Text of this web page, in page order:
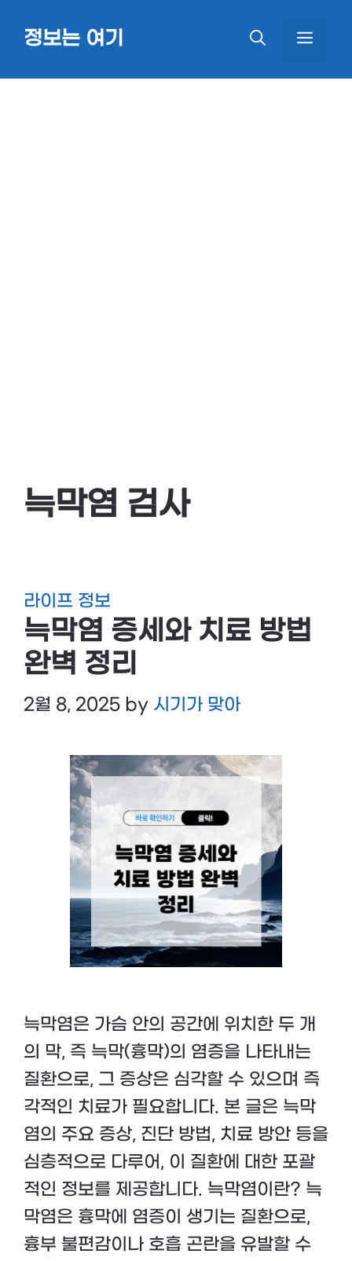
정보는 여기
늑막염 검사
라이프 정보
늑막염 증세와 치료 방법
완벽 정리
2월 8, 2025 by 시기가 맞아
늑막염은 가슴 안의 공간에 위치한 두 개
의 막, 즉 늑막(흉막)의 염증을 나타내는
질환으로, 그 증상은 심각할 수 있으며 즉
각적인 치료가 필요합니다. 본 글은 늑막
염의 주요 증상, 진단 방법, 치료 방안 등을
심층적으로 다루어, 이 질환에 대한 포괄
적인 정보를 제공합니다. 늑막염이란? 늑
막염은 흉막에 염증이 생기는 질환으로,
흉부 불편감이나 호흡 곤란을 유발할 수